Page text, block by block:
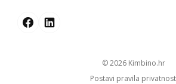
© 2026
kimbino.hr
Postavi pravila